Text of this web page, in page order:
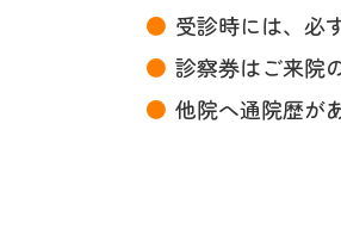
受診時には、必
診察券はご来院
他院へ通院歴が